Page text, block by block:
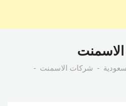
شركات الاسمنت